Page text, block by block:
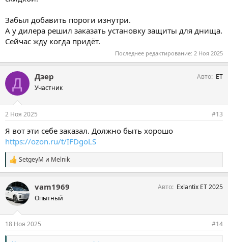
Забыл добавить пороги изнутри.
А у дилера решил заказать установку защиты для днища.
Сейчас жду когда придёт.
Последнее редактирование: 2 Ноя 2025
Д Дзер
Участник
Авто ЕТ
2 Ноя 2025 #13
Я вот эти себе заказал. Должно быть хорошо
https://ozon.ru/t/IFDgoLS
С
и
п
а
т
:
SetgeyM и Melnik
vam1969
Опытный
Авто Exlantix ET 2025
18 Ноя 2025 #14